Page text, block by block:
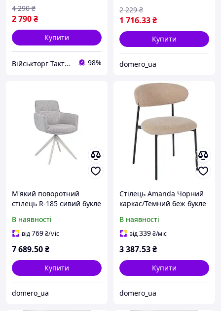
2 790₴
4 290 ₴
Купити
Військторг Тактичне спорядження 98%
1 716.33₴
2 229 ₴
Купити
domero_ua
М'який поворотний
стілець R-185 сивий букле
ніжках з автоповоротом
Vetro Mebel
В наявності
від769₴/міс
7 689.50₴
Купити
domero_ua
Cтілець Amanda Чорний
каркас/Темний беж букле
В наявності
від339₴/міс
3 387.53₴
Купити
domero_ua